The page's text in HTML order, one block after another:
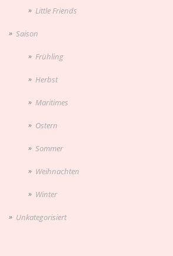
Little Friends
Saison
Frühling
Herbst
Maritimes
Ostern
Sommer
Weihnachten
Winter
Unkategorisiert